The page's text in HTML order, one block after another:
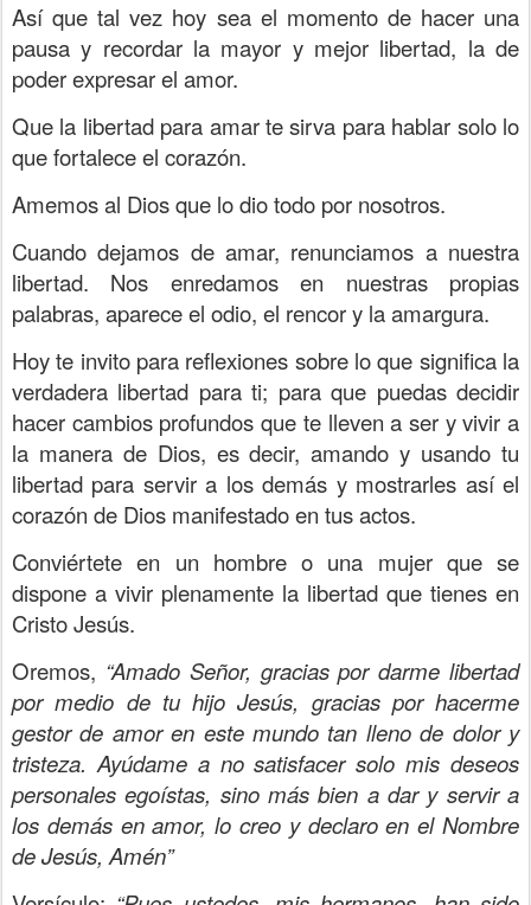
Así que tal vez hoy sea el momento de hacer una
pausa y recordar la mayor y mejor libertad, la de
poder expresar el amor.
Que la libertad para amar te sirva para hablar solo lo
que fortalece el corazón.
Amemos al Dios que lo dio todo por nosotros.
Cuando dejamos de amar, renunciamos a nuestra
libertad. Nos enredamos en nuestras propias
palabras, aparece el odio, el rencor y la amargura.
Hoy te invito para reflexiones sobre lo que significa la
verdadera libertad para ti; para que puedas decidir
hacer cambios profundos que te lleven a ser y vivir a
la manera de Dios, es decir, amando y usando tu
libertad para servir a los demás y mostrarles así el
corazón de Dios manifestado en tus actos.
Conviértete en un hombre o una mujer que se
dispone a vivir plenamente la libertad que tienes en
Cristo Jesús.
Oremos, “Amado Señor, gracias por darme libertad
por medio de tu hijo Jesús, gracias por hacerme
gestor de amor en este mundo tan lleno de dolor y
tristeza. Ayúdame a no satisfacer solo mis deseos
personales egoístas, sino más bien a dar y servir a
los demás en amor, lo creo y declaro en el Nombre
de Jesús, Amén”